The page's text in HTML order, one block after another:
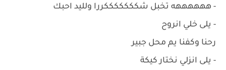
- ههههههه تخبل شكككككككررا ولليد احبك
- يلى خلي انروح
رحنا وكفنا يم محل جبير
- يلى انزلي نختار كيكة